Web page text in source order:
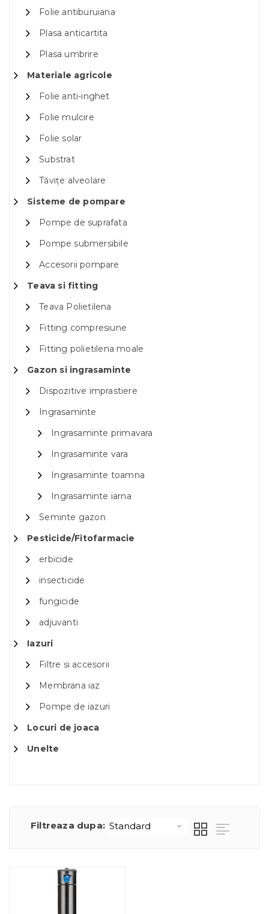
Folie antiburuiana
Plasa anticartita
Plasa umbrire
Materiale agricole
Folie anti-inghet
Folie mulcire
Folie solar
Substrat
Tăvițe alveolare
Sisteme de pompare
Pompe de suprafata
Pompe submersibile
Accesorii pompare
Teava si fitting
Teava Polietilena
Fitting compresiune
Fitting polietilena moale
Gazon si ingrasaminte
Dispozitive imprastiere
Ingrasaminte
Ingrasaminte primavara
Ingrasaminte vara
Ingrasaminte toamna
Ingrasaminte iarna
Seminte gazon
Pesticide/Fitofarmacie
erbicide
insecticide
fungicide
adjuvanti
Iazuri
Filtre si accesorii
Membrana iaz
Pompe de iazuri
Locuri de joaca
Unelte
Filtreaza dupa: